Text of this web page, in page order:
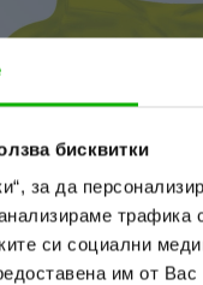
бисквитки
за да
трафика
си социални
им от